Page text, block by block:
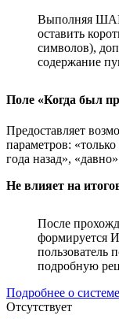
Выполняя
оставить
символов),
содержание
Поле «Когда был
Предоставляет
параметров:
года назад»,
Не влияет на
После
формируется
пользователь
подробную
Подробнее о
Отсутствует